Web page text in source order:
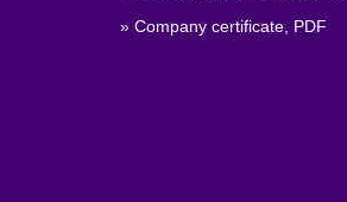
» Company certificate, PDF